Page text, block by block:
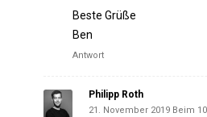
Beste Grüße
Ben
Antwort
Philipp Roth
21. November 2019 Beim